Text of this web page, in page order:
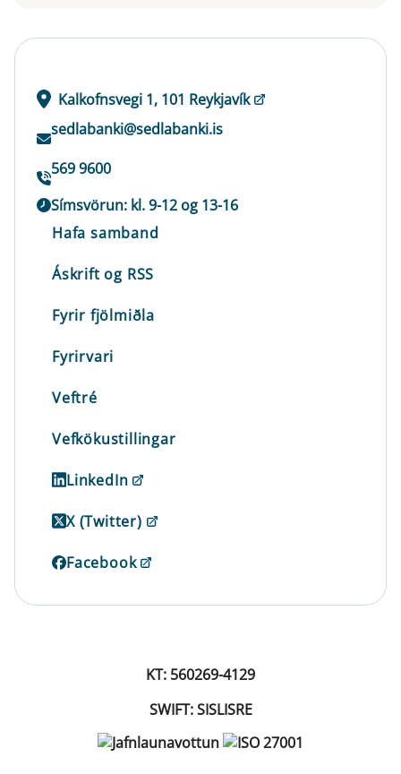
Kalkofnsvegi 1, 101 Reykjavík
sedlabanki@sedlabanki.is
569 9600
Símsvörun: kl. 9-12 og 13-16
Hafa samband
Áskrift og RSS
Fyrir fjölmiðla
Fyrirvari
Veftré
Vefkökustillingar
LinkedIn
X (Twitter)
Facebook
KT: 560269-4129
SWIFT: SISLISRE